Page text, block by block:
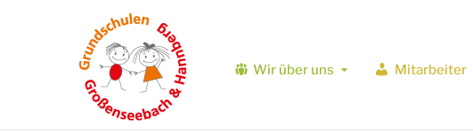
Wir über uns Mitarbeiter